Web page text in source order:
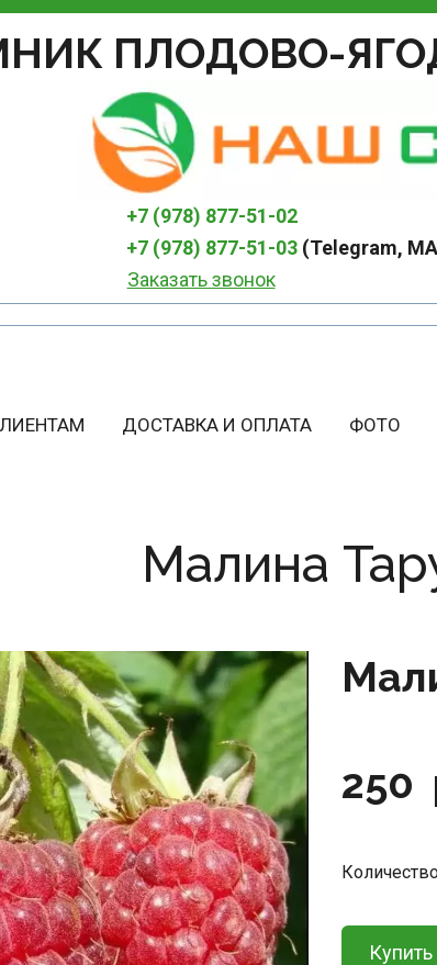
ПЛОДОВО-
+7 (978) 877-51-02
+7 (978) 877-51-03 (Telegram,
Заказать звонок
ДОСТАВКА И ОПЛАТА ФОТО
Малина
250
Купить